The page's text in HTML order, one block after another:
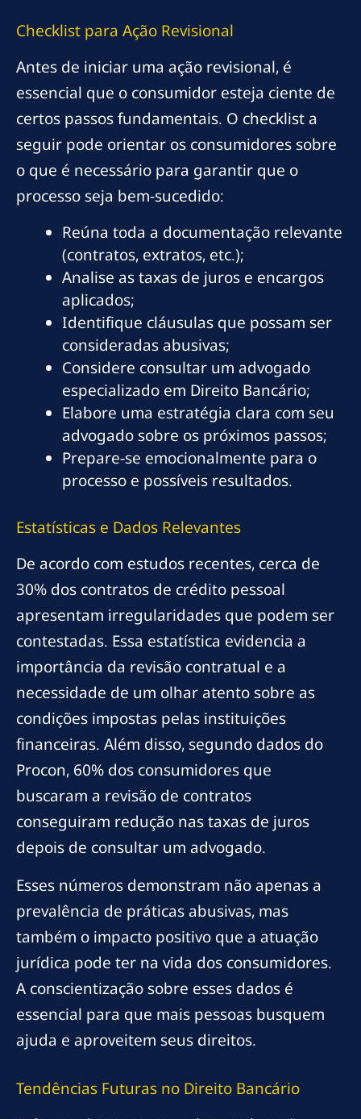
Checklist para Ação Revisional
Antes de iniciar uma ação revisional, é
essencial que o consumidor esteja ciente de
certos passos fundamentais. O checklist a
seguir pode orientar os consumidores sobre
o que é necessário para garantir que o
processo seja bem-sucedido:
Reúna toda a documentação relevante
(contratos, extratos, etc.);
Analise as taxas de juros e encargos
aplicados;
Identifique cláusulas que possam ser
consideradas abusivas;
Considere consultar um advogado
especializado em Direito Bancário;
Elabore uma estratégia clara com seu
advogado sobre os próximos passos;
Prepare-se emocionalmente para o
processo e possíveis resultados.
Estatísticas e Dados Relevantes
De acordo com estudos recentes, cerca de
30% dos contratos de crédito pessoal
apresentam irregularidades que podem ser
contestadas. Essa estatística evidencia a
importância da revisão contratual e a
necessidade de um olhar atento sobre as
condições impostas pelas instituições
financeiras. Além disso, segundo dados do
Procon, 60% dos consumidores que
buscaram a revisão de contratos
conseguiram redução nas taxas de juros
depois de consultar um advogado.
Esses números demonstram não apenas a
prevalência de práticas abusivas, mas
também o impacto positivo que a atuação
jurídica pode ter na vida dos consumidores.
A conscientização sobre esses dados é
essencial para que mais pessoas busquem
ajuda e aproveitem seus direitos.
Tendências Futuras no Direito Bancário